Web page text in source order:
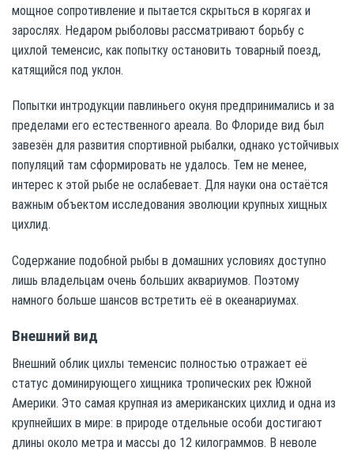
мощное сопротивление и пытается скрыться в корягах и
зарослях. Недаром рыболовы рассматривают борьбу с
цихлой теменсис, как попытку остановить товарный поезд,
катящийся под уклон.
Попытки интродукции павлиньего окуня предпринимались и за
пределами его естественного ареала. Во Флориде вид был
завезён для развития спортивной рыбалки, однако устойчивых
популяций там сформировать не удалось. Тем не менее,
интерес к этой рыбе не ослабевает. Для науки она остаётся
важным объектом исследования эволюции крупных хищных
цихлид.
Содержание подобной рыбы в домашних условиях доступно
лишь владельцам очень больших аквариумов. Поэтому
намного больше шансов встретить её в океанариумах.
Внешний вид
Внешний облик цихлы теменсис полностью отражает её
статус доминирующего хищника тропических рек Южной
Америки. Это самая крупная из американских цихлид и одна из
крупнейших в мире: в природе отдельные особи достигают
длины около метра и массы до 12 килограммов. В неволе